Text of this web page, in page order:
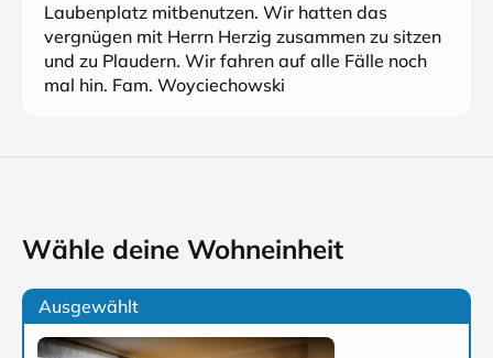
Laubenplatz mitbenutzen. Wir hatten das
vergnügen mit Herrn Herzig zusammen zu sitzen
und zu Plaudern. Wir fahren auf alle Fälle noch
mal hin. Fam. Woyciechowski
Wähle deine Wohneinheit
Ausgewählt